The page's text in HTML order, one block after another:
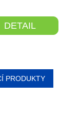
DETAIL
PRODUKTY